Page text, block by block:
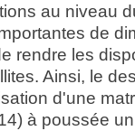
au niveau
de
rendre les
Ainsi, le
d'une
à poussée